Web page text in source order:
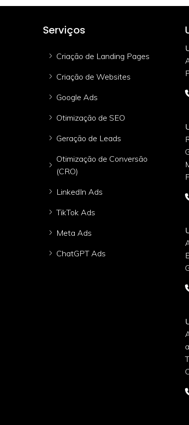
Serviços
Criação de Landing Pages
Criação de Websites
Google Ads
Otimização de SEO
Geração de Leads
Otimização de Conversão
(CRO)
LinkedIn Ads
TikTok Ads
Meta Ads
ChatGPT Ads